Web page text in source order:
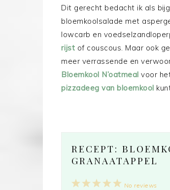
Dit gerecht bedacht ik als
bloemkoolsalade met
lowcarb en
rijst of couscous. Maar ook
meer verrassende en
Bloemkool N’oatmeal voor
pizzadeeg van bloemkool
RECEPT:
GRANAATAPPEL
5
4
3
2
1
No reviews